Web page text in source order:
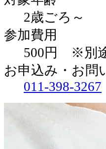
2歳ごろ～
参加費用
500円 ※別
お申込み・お問
011‐398‐3267